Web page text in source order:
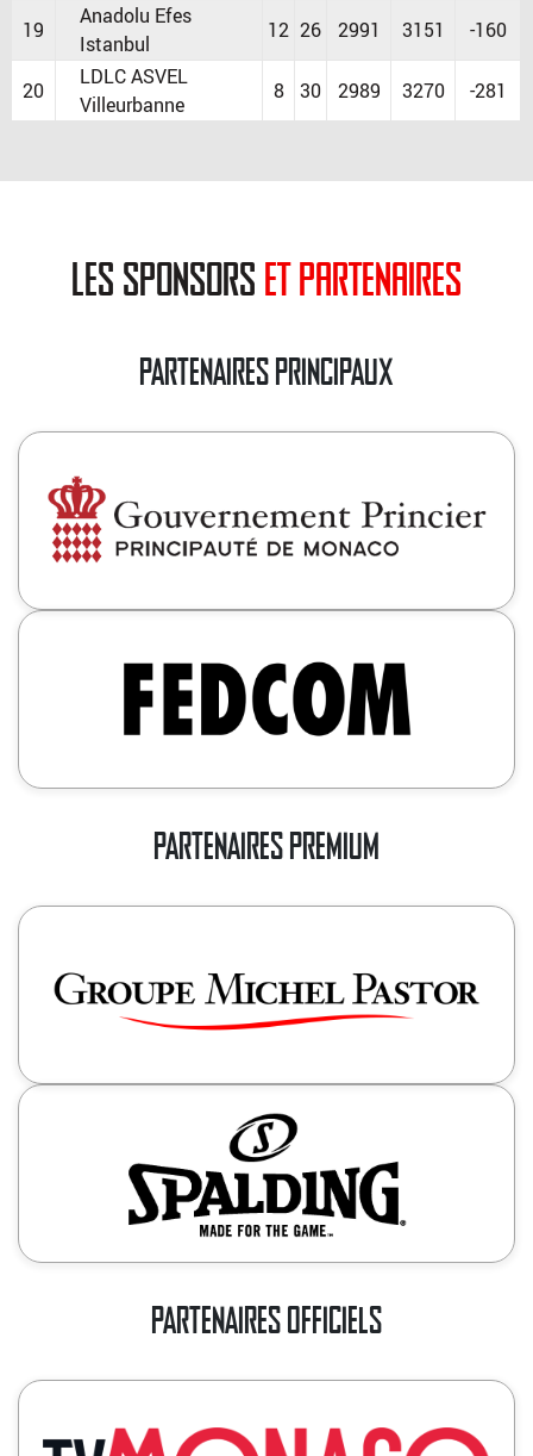
19
Anadolu Efes
Istanbul
12 26 2991 3151 -160
20
LDLC ASVEL
Villeurbanne
8 30 2989 3270 -281
les sponsors et partenaires
PARTENAIRES PRINCIPAUX
PARTENAIRES PREMIUM
PARTENAIRES OFFICIELS